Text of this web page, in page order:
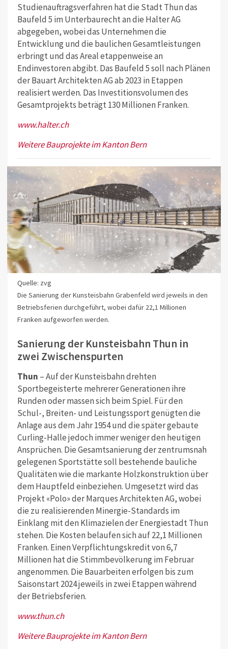
Studienauftragsverfahren hat die Stadt Thun das
Baufeld 5 im Unterbaurecht an die Halter AG
abgegeben, wobei das Unternehmen die
Entwicklung und die baulichen Gesamtleistungen
erbringt und das Areal etappenweise an
Endinvestoren abgibt. Das Baufeld 5 soll nach Plänen
der Bauart Architekten AG ab 2023 in Etappen
realisiert werden. Das Investitionsvolumen des
Gesamtprojekts beträgt 130 Millionen Franken.
www.halter.ch
Weitere Bauprojekte im Kanton Bern
Quelle: zvg
Die Sanierung der Kunsteisbahn Grabenfeld wird jeweils in den
Betriebsferien durchgeführt, wobei dafür 22,1 Millionen
Franken aufgeworfen werden.
Sanierung der Kunsteisbahn Thun in
zwei Zwischenspurten
Thun – Auf der Kunsteisbahn drehten
Sportbegeisterte mehrerer Generationen ihre
Runden oder massen sich beim Spiel. Für den
Schul-, Breiten- und Leistungssport genügten die
Anlage aus dem Jahr 1954 und die später gebaute
Curling-Halle jedoch immer weniger den heutigen
Ansprüchen. Die Gesamtsanierung der zentrumsnah
gelegenen Sportstätte soll bestehende bauliche
Qualitäten wie die markante Holzkonstruktion über
dem Hauptfeld einbeziehen. Umgesetzt wird das
Projekt «Polo» der Marques Architekten AG, wobei
die zu realisierenden Minergie-Standards im
Einklang mit den Klimazielen der Energiestadt Thun
stehen. Die Kosten belaufen sich auf 22,1 Millionen
Franken. Einen Verpflichtungskredit von 6,7
Millionen hat die Stimmbevölkerung im Februar
angenommen. Die Bauarbeiten erfolgen bis zum
Saisonstart 2024 jeweils in zwei Etappen während
der Betriebsferien.
www.thun.ch
Weitere Bauprojekte im Kanton Bern